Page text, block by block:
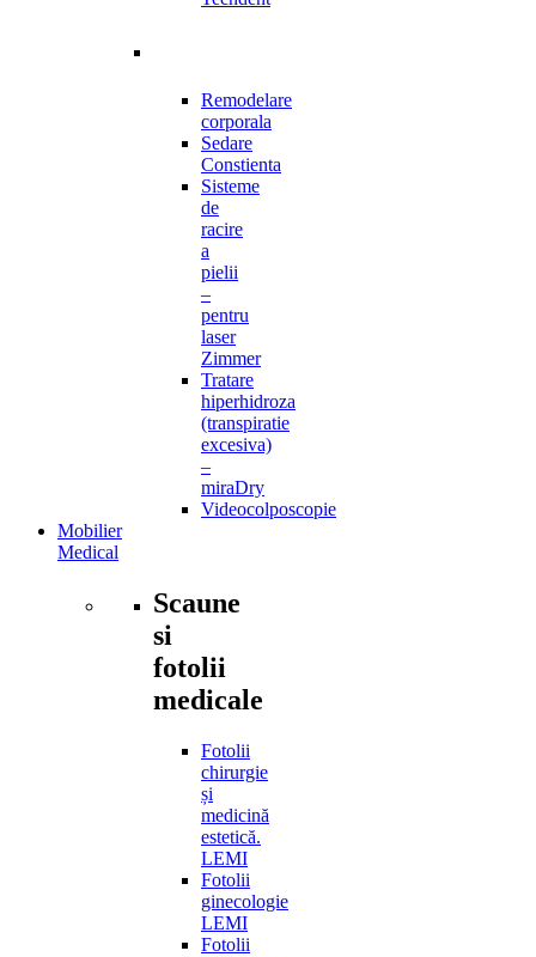
Remodelare
corporala
Sedare
Constienta
Sisteme
de
racire
a
pielii
–
pentru
laser
Zimmer
Tratare
hiperhidroza
(transpiratie
excesiva)
–
miraDry
Videocolposcopie
Mobilier
Medical
Scaune
si
fotolii
medicale
Fotolii
chirurgie
și
medicină
estetică.
LEMI
Fotolii
ginecologie
LEMI
Fotolii